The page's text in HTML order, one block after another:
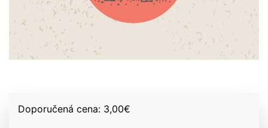
Doporučená cena: 3,00€